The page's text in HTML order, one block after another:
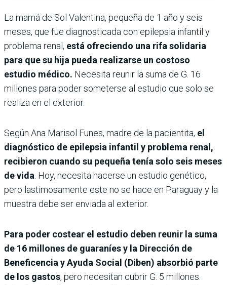
La mamá de Sol Valentina, pequeña de 1 año y seis
meses, que fue diagnosticada con epilepsia infantil y
problema renal, está ofreciendo una rifa solidaria
para que su hija pueda realizarse un costoso
estudio médico. Necesita reunir la suma de G. 16
millones para poder someterse al estudio que solo se
realiza en el exterior.
Según Ana Marisol Funes, madre de la pacientita, el
diagnóstico de epilepsia infantil y problema renal,
recibieron cuando su pequeña tenía solo seis meses
de vida . Hoy, necesita hacerse un estudio genético,
pero lastimosamente este no se hace en Paraguay y la
muestra debe ser enviada al exterior.
Para poder costear el estudio deben reunir la suma
de 16 millones de guaraníes y la Dirección de
Beneficencia y Ayuda Social (Diben) absorbió parte
de los gastos, pero necesitan cubrir G. 5 millones.